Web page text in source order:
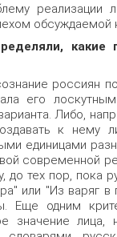
реализации
обсуждаемой
россиян
его
Либо,
к нему
единицами
современной
до тех пор, пока
или "Из варяг в
Еще одним
значение